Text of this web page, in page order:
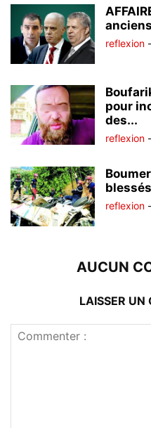
reflexion -
pour
des...
reflexion -
reflexion -
AUCUN
LAISSER UN